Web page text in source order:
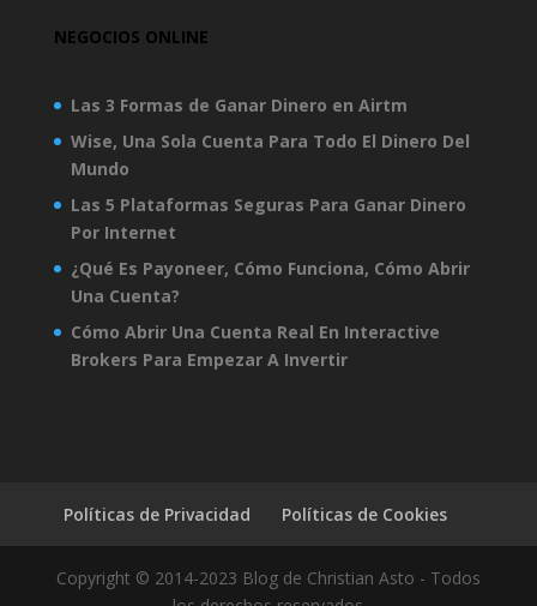
NEGOCIOS ONLINE
Las 3 Formas de Ganar Dinero en Airtm
Wise, Una Sola Cuenta Para Todo El Dinero Del
Mundo
Las 5 Plataformas Seguras Para Ganar Dinero
Por Internet
¿Qué Es Payoneer, Cómo Funciona, Cómo Abrir
Una Cuenta?
Cómo Abrir Una Cuenta Real En Interactive
Brokers Para Empezar A Invertir
Políticas de Privacidad Políticas de Cookies
Copyright © 2014-2023 Blog de Christian Asto - Todos